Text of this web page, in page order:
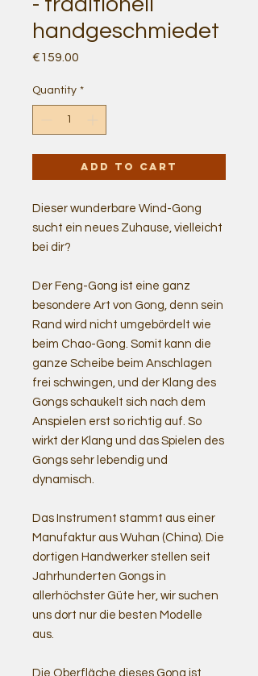
handgeschmiedet
€159.00
Quantity *
Add to Cart
Dieser wunderbare Wind-Gong
sucht ein neues Zuhause, vielleicht
bei dir?
Der Feng-Gong ist eine ganz
besondere Art von Gong, denn sein
Rand wird nicht umgebördelt wie
beim Chao-Gong. Somit kann die
ganze Scheibe beim Anschlagen
frei schwingen, und der Klang des
Gongs schaukelt sich nach dem
Anspielen erst so richtig auf. So
wirkt der Klang und das Spielen des
Gongs sehr lebendig und
dynamisch.
Das Instrument stammt aus einer
Manufaktur aus Wuhan (China). Die
dortigen Handwerker stellen seit
Jahrhunderten Gongs in
allerhöchster Güte her, wir suchen
uns dort nur die besten Modelle
aus.
Die Oberfläche dieses Gong ist